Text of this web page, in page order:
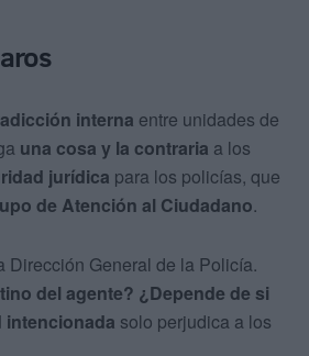
interna entre unidades de
una cosa y la contraria a los
jurídica para los policías, que
de Atención al Ciudadano.
Dirección General de la Policía.
del agente? ¿Depende de si
intencionada solo perjudica a los